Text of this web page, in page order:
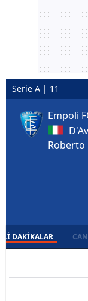
Serie A | 11
Empoli
Roberto
DAKIKALAR